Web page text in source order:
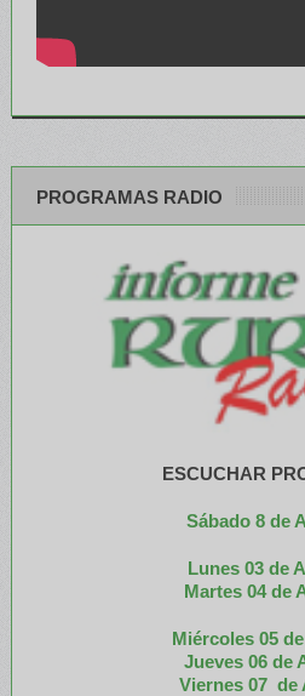
PROGRAMAS RADIO
ESCUCHAR
Sábado 8 de
Lunes 03 de
Martes 04 de
Miércoles 05 de
Jueves 06 de
Viernes 07 de